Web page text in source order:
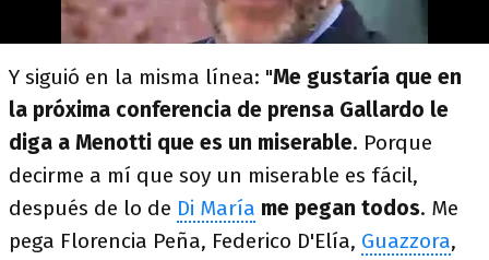
Y siguió en la misma línea: "Me gustaría que en
la próxima conferencia de prensa Gallardo le
diga a Menotti que es un miserable. Porque
decirme a mí que soy un miserable es fácil,
después de lo de Di María me pegan todos. Me
pega Florencia Peña, Federico D'Elía, Guazzora,